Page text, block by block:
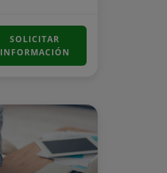
SOLICITAR
INFORMACIÓN